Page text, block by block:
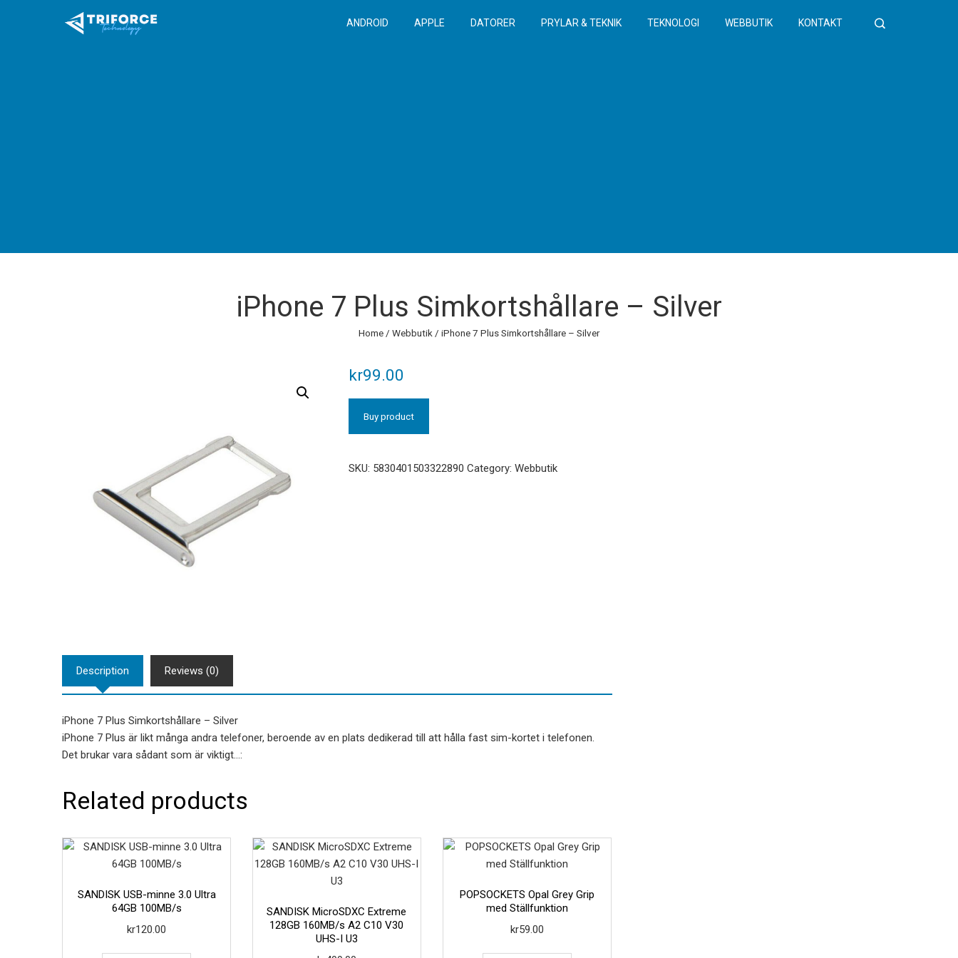
ANDROID APPLE DATORER PRYLAR & TEKNIK TEKNOLOGI WEBBUTIK KONTAKT
iPhone 7 Plus Simkortshållare – Silver
Home / Webbutik / iPhone 7 Plus Simkortshållare – Silver
kr99.00
Buy product
SKU: 5830401503322890 Category: Webbutik
Description Reviews (0)
iPhone 7 Plus Simkortshållare – Silver
iPhone 7 Plus är likt många andra telefoner, beroende av en plats dedikerad till att hålla fast sim-kortet i telefonen.
Det brukar vara sådant som är viktigt…:
Related products
SANDISK USB-minne 3.0 Ultra
64GB 100MB/s
kr120.00
SANDISK MicroSDXC Extreme
128GB 160MB/s A2 C10 V30
UHS-I U3
POPSOCKETS Opal Grey Grip
med Ställfunktion
kr59.00